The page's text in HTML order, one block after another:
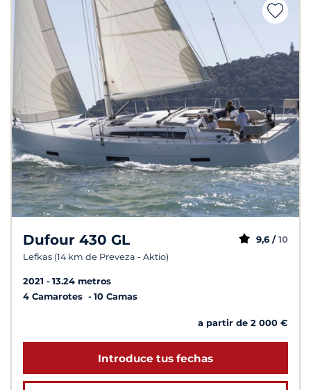
Dufour 430 GL
Lefkas (14 km de Preveza - Aktio)
9,6 / 10
2021
13.24 metros
4 Camarotes
10 Camas
a partir de 2 000 €
Introduce tus fechas